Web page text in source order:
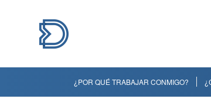
¿POR QUÉ TRABAJAR CONMIGO?